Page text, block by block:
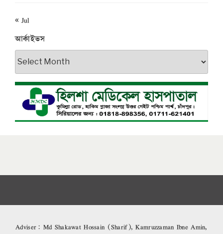
« Jul
আর্কাইভস
আর্কাইভস
Adviser: Md Shakawat Hossain (Sharif), Kamruzzaman Ibne Amin,